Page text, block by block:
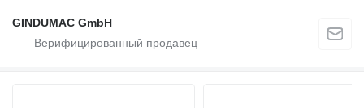
GINDUMAC GmbH